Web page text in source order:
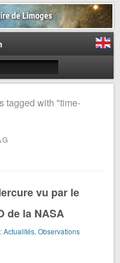
Populaire
tagged with "time-
vu par le
de la NASA
:Actualités,Observations